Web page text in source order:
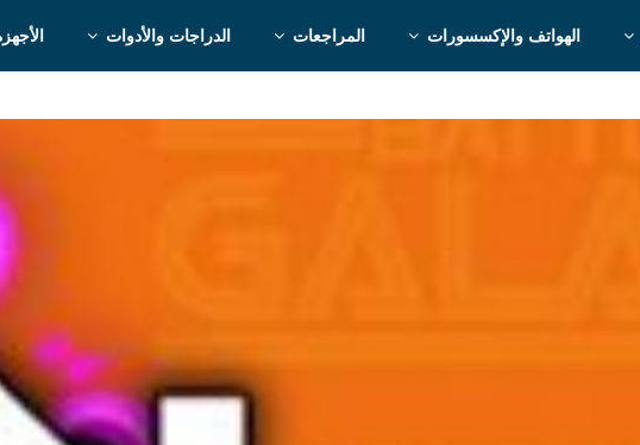
الهواتف والإكسسورات المراجعات الدراجات والأدوات